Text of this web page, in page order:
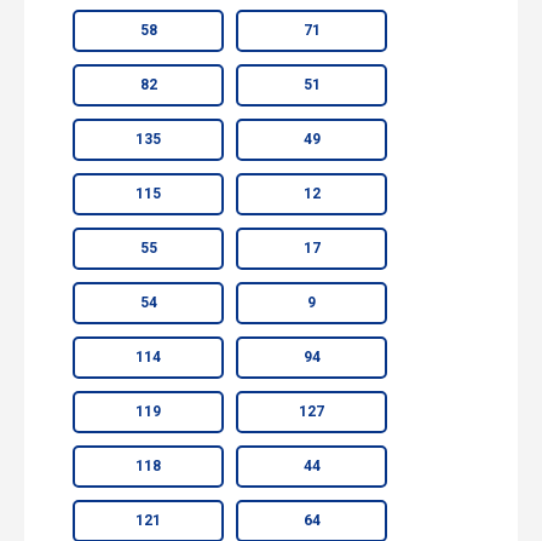
58 71
82 51
135 49
115 12
55 17
54 9
114 94
119 127
118 44
121 64